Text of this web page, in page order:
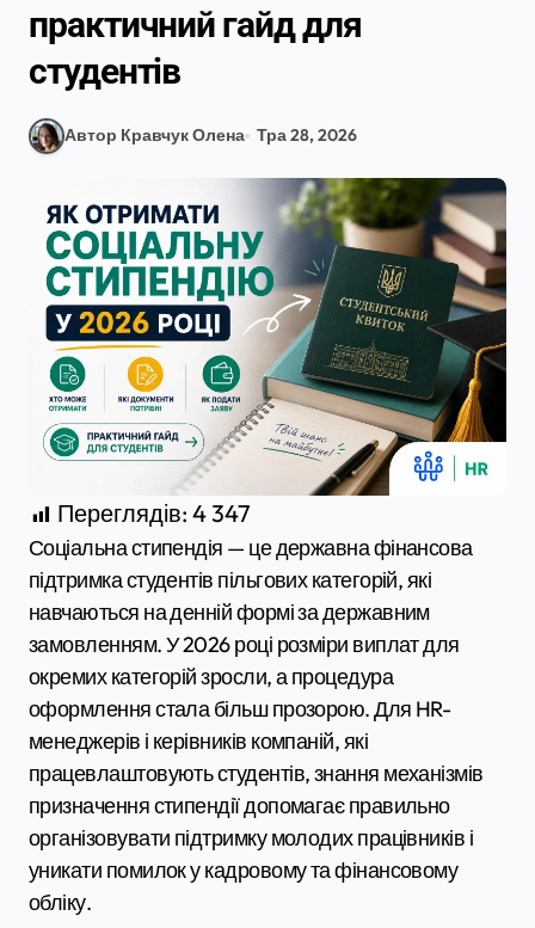
практичний гайд для
студентів
Автор Кравчук Олена Тра 28, 2026
Переглядів: 4 347
Соціальна стипендія — це державна фінансова
підтримка студентів пільгових категорій, які
навчаються на денній формі за державним
замовленням. У 2026 році розміри виплат для
окремих категорій зросли, а процедура
оформлення стала більш прозорою. Для HR-
менеджерів і керівників компаній, які
працевлаштовують студентів, знання механізмів
призначення стипендії допомагає правильно
організовувати підтримку молодих працівників і
уникати помилок у кадровому та фінансовому
обліку.